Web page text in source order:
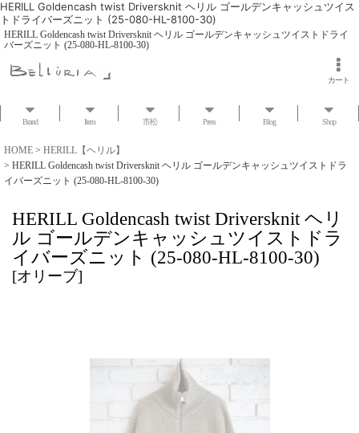
HERILL Goldencash twist Driversknit ヘリル ゴールデンキャッシュツイス
トドライバーズニット (25-080-HL-8100-30)
HERILL Goldencash twist Driversknit ヘリル ゴールデンキャッシュツイストドライ
バーズニット (25-080-HL-8100-30)
カート
Brand Item 市松 Press Blog Shop
HOME > HERILL【ヘリル】
> HERILL Goldencash twist Driversknit ヘリル ゴールデンキャッシュツイストドラ
イバーズニット (25-080-HL-8100-30)
HERILL Goldencash twist Driversknit ヘリ
ル ゴールデンキャッシュツイストドラ
イバーズニット (25-080-HL-8100-30)
[オリーブ]